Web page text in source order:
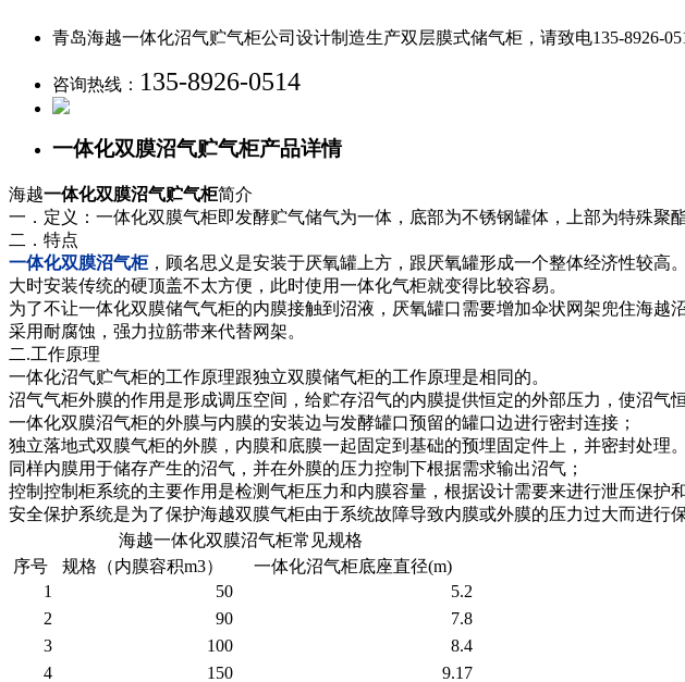
青岛海越一体化沼气贮气柜公司设计制造生产双层膜式储气柜，请致电135-8926-
咨询热线： 135-8926-0514
一体化双膜沼气贮气柜产品详情
海越一体化双膜沼气贮气柜简介
一．定义：一体化双膜气柜即发酵贮气储气为一体，底部为不锈钢罐体，上部为特殊聚
二．特点
一体化双膜沼气柜，顾名思义是安装于厌氧罐上方，跟厌氧罐形成一个整体经济性较
大时安装传统的硬顶盖不太方便，此时使用一体化气柜就变得比较容易。
为了不让一体化双膜储气气柜的内膜接触到沼液，厌氧罐口需要增加伞状网架兜住海
采用耐腐蚀，强力拉筋带来代替网架。
二.工作原理
一体化沼气贮气柜的工作原理跟独立双膜储气柜的工作原理是相同的。
沼气气柜外膜的作用是形成调压空间，给贮存沼气的内膜提供恒定的外部压力，使沼气
一体化双膜沼气柜的外膜与内膜的安装边与发酵罐口预留的罐口边进行密封连接；
独立落地式双膜气柜的外膜，内膜和底膜一起固定到基础的预埋固定件上，并密封处理。
同样内膜用于储存产生的沼气，并在外膜的压力控制下根据需求输出沼气；
控制控制柜系统的主要作用是检测气柜压力和内膜容量，根据设计需要来进行泄压保护
安全保护系统是为了保护海越双膜气柜由于系统故障导致内膜或外膜的压力过大而进行
海越一体化双膜沼气柜常见规格
序号
规格（内膜容积m3）
一体化沼气柜底座直径(m)
1
50
5.2
2
90
7.8
3
100
8.4
4
150
9.17